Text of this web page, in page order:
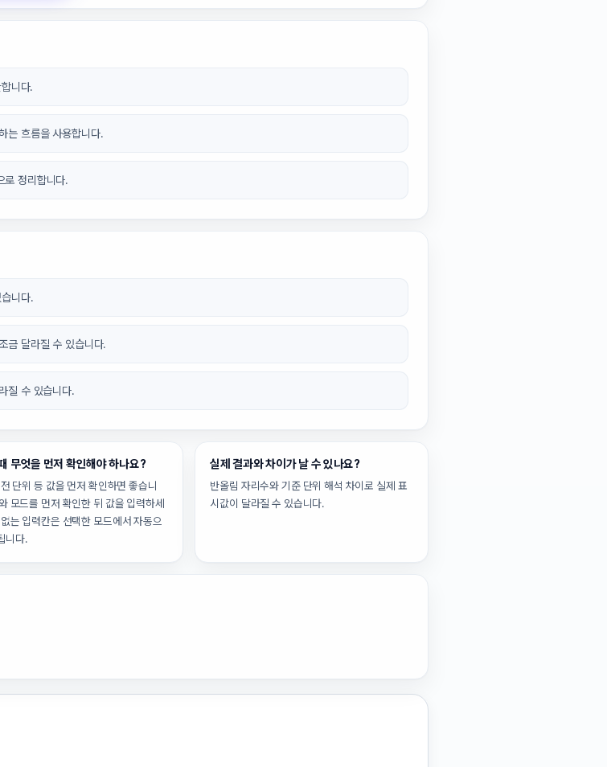
니다.
는 흐름을 사용합니다.
로 정리합니다.
니다.
금 달라질 수 있습니다.
질 수 있습니다.
무엇을 먼저 확인해야 하나요?
단위 등 값을 먼저 확인하면 좋습니
모드를 먼저 확인한 뒤 값을 입력하세
는 입력칸은 선택한 모드에서 자동으
니다.
실제 결과와 차이가 날 수 있나요?
반올림 자리수와 기준 단위 해석 차이로 실제 표
시값이 달라질 수 있습니다.